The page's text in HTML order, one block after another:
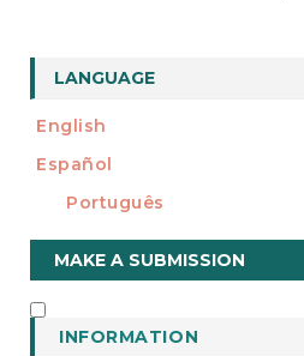
LANGUAGE
English
Español
Português
Make
a
Submission
MAKE A SUBMISSION
INFORMATION